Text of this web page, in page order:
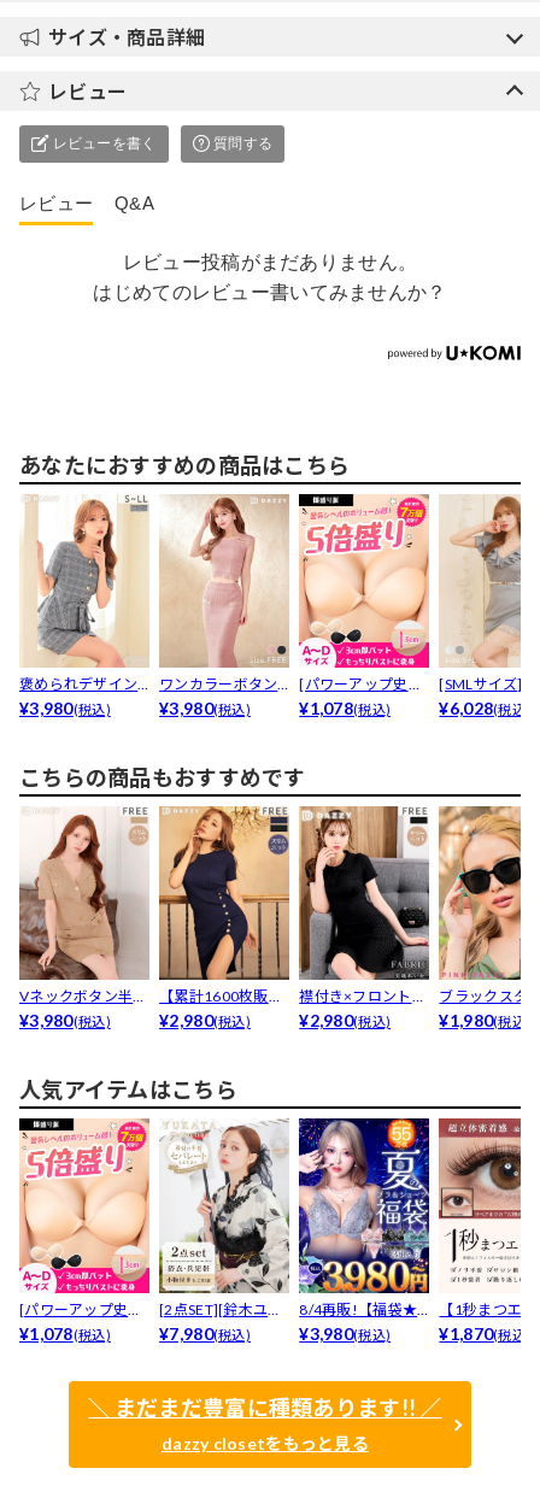
サイズ・商品詳細
レビュー
レビューを書く 質問する
レビュー Q&A
レビュー投稿がまだありません。
はじめてのレビュー書いてみませんか？
あなたにおすすめの商品はこちら
褒められデザイン
♪グレンチェック
¥3,980(税込)
ワンカラーボタン
ビジューフレンチ
¥3,980(税込)
[パワーアップ史上
最強5倍盛りアップ
¥1,078(税込)
[SMLサイズ]
ックレースフ
¥6,028(税込)
こちらの商品もおすすめです
Vネックボタン半袖
ニットワンピース
¥3,980(税込)
【累計1600枚販
売】コスパ最高!!
¥2,980(税込)
襟付き×フロントフ
リルで好感度バツ
¥2,980(税込)
ブラックスタ
サングラス
¥1,980(税込)
人気アイテムはこちら
[パワーアップ史上
最強5倍盛りアップ
¥1,078(税込)
[2点SET][鈴木ユリ
ア(baby)...
¥7,980(税込)
8/4再販!【福袋★
ブラセット3点
¥3,980(税込)
【1秒まつエ
リュームタイ
¥1,870(税込)
＼ まだまだ豊富に種類あります!! ／
dazzy closetをもっと見る